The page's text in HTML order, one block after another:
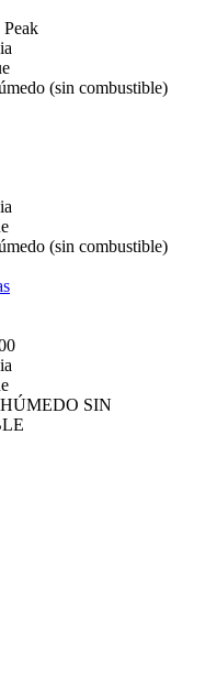
(sin combustible)
(sin combustible)
SIN